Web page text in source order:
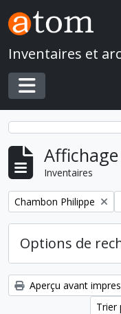
Skip to main content
Inventaires et
Toggle
Inventaires
Remove filter:
Chambon Philippe
Options de
Aperçu avant
Trier